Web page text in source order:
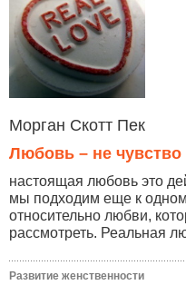
Морган Скотт Пек
Любовь – не чувство
настоящая любовь это
мы подходим еще к
относительно любви,
рассмотреть. Реальная
Развитие женственности